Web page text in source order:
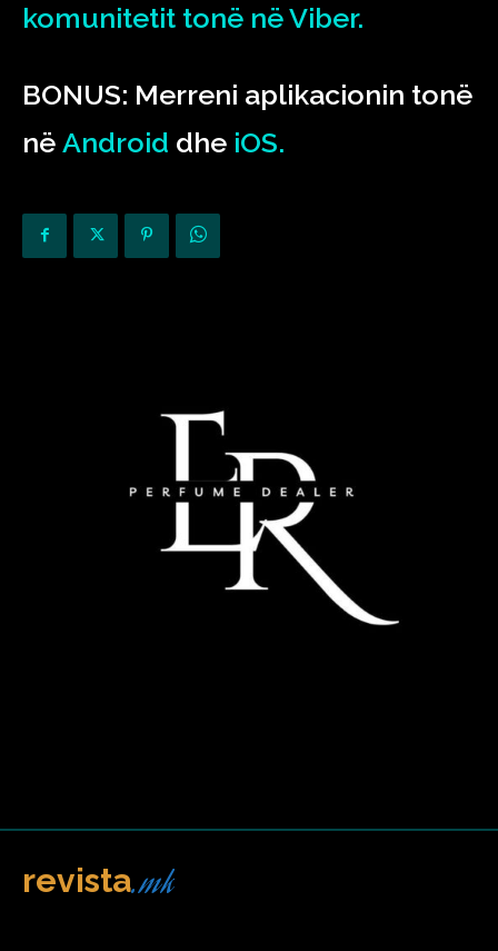
komunitetit tonë në Viber.
BONUS: Merreni aplikacionin tonë
në Android dhe iOS.
revista.mk